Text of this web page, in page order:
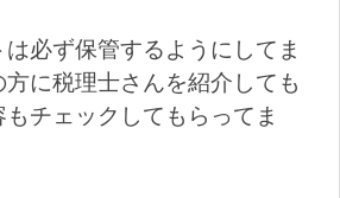
必ず保管するようにしてま
に税理士さんを紹介しても
チェックしてもらってま